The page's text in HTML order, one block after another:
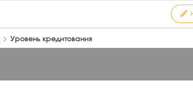
Уровень кредитования